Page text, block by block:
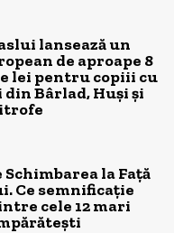
lansează un
de aproape 8
lei pentru copiii cu
Bârlad, Huși și
Schimbarea la Față
Ce semnificație
cele 12 mari